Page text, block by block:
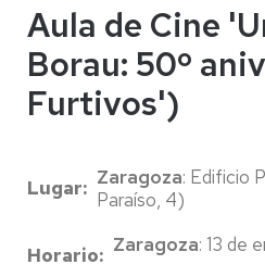
Aula de Cine
Borau: 50º
Furtivos')
Lugar Zaragoza: Edificio
Paraíso, 4)
Horario Zaragoza: 13 de